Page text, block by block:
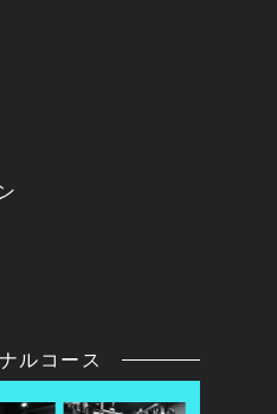
ルコース